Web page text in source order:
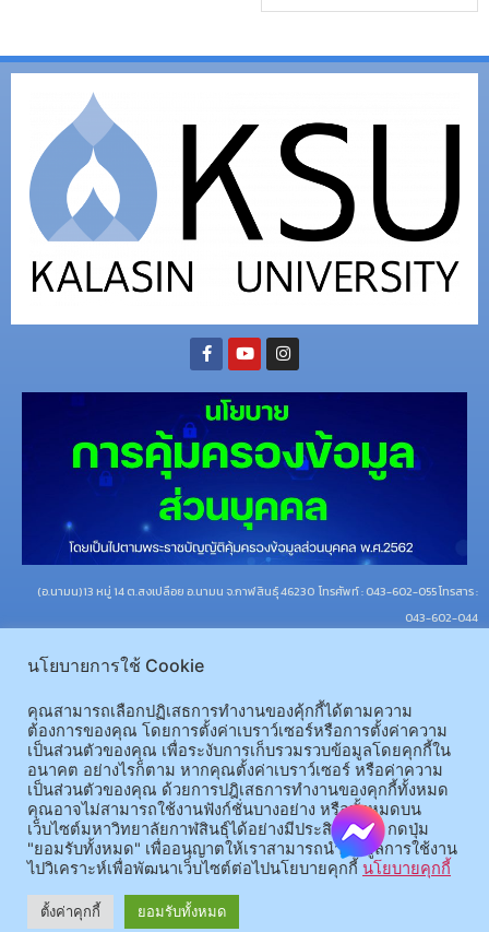
(อ.นามน)13 หมู่ 14 ต.สงเปลือย อ.นามน จ.กาฬสินธุ์ 46230 โทรศัพท์ : 043-602-055 โทรสาร :
043-602-044
© 2025 All rights Reserved.
นโยบายการใช้ Cookie
คุณสามารถเลือกปฏิเสธการทำงานของคุ้กกี้ได้ตามความ
ต้องการของคุณ โดยการตั้งค่าเบราว์เซอร์หรือการตั้งค่าความ
เป็นส่วนตัวของคุณ เพื่อระงับการเก็บรวมรวบข้อมูลโดยคุกกี้ใน
อนาคต อย่างไรก็ตาม หากคุณตั้งค่าเบราว์เซอร์ หรือค่าความ
เป็นส่วนตัวของคุณ ด้วยการปฎิเสธการทำงานของคุกกี้ทั้งหมด
คุณอาจไม่สามารถใช้งานฟังก์ชั่นบางอย่าง หรือทั้งหมดบน
เว็บไซต์มหาวิทยาลัยกาฬสินธุ์ได้อย่างมีประสิทธิภาพ กดปุ่ม
"ยอมรับทั้งหมด" เพื่ออนุญาตให้เราสามารถนำข้อมูลการใช้งาน
ไปวิเคราะห์เพื่อพัฒนาเว็บไซต์ต่อไปนโยบายคุกกี้ นโยบายคุกกี้
ตั้งค่าคุกกี้ ยอมรับทั้งหมด